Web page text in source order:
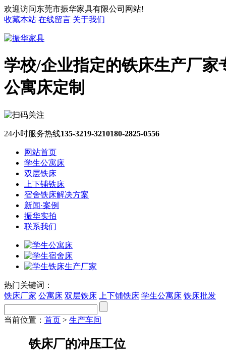
欢迎访问东莞市振华家具有限公司网站!
收藏本站 在线留言 关于我们
学校/企业指定的铁床生产厂家
公寓床定制
24小时服务热线135-3219-3210180-2825-0556
网站首页
学生公寓床
双层铁床
上下铺铁床
宿舍铁床解决方案
新闻·案例
振华实拍
联系我们
热门关键词：
铁床厂家 公寓床 双层铁床 上下铺铁床 学生公寓床 铁床批发
当前位置： 首页 > 生产车间
铁床厂的冲压工位